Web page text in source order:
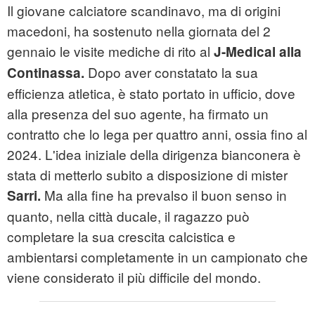
Il giovane calciatore scandinavo, ma di origini
macedoni, ha sostenuto nella giornata del 2
gennaio le visite mediche di rito al J-Medical alla
Continassa. Dopo aver constatato la sua
efficienza atletica, è stato portato in ufficio, dove
alla presenza del suo agente, ha firmato un
contratto che lo lega per quattro anni, ossia fino al
2024. L'idea iniziale della dirigenza bianconera è
stata di metterlo subito a disposizione di mister
Sarri. Ma alla fine ha prevalso il buon senso in
quanto, nella città ducale, il ragazzo può
completare la sua crescita calcistica e
ambientarsi completamente in un campionato che
viene considerato il più difficile del mondo.